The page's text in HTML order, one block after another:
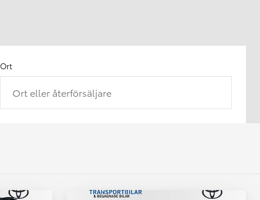
Ort
Ort eller återförsäljare